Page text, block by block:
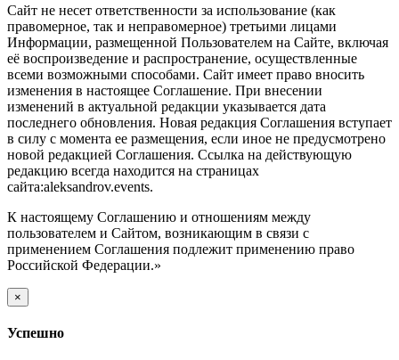
Сайт не несет ответственности за использование (как
правомерное, так и неправомерное) третьими лицами
Информации, размещенной Пользователем на Сайте, включая
её воспроизведение и распространение, осуществленные
всеми возможными способами. Сайт имеет право вносить
изменения в настоящее Соглашение. При внесении
изменений в актуальной редакции указывается дата
последнего обновления. Новая редакция Соглашения вступает
в силу с момента ее размещения, если иное не предусмотрено
новой редакцией Соглашения. Ссылка на действующую
редакцию всегда находится на страницах
сайта:aleksandrov.events.
К настоящему Соглашению и отношениям между
пользователем и Сайтом, возникающим в связи с
применением Соглашения подлежит применению право
Российской Федерации.»
×
Успешно